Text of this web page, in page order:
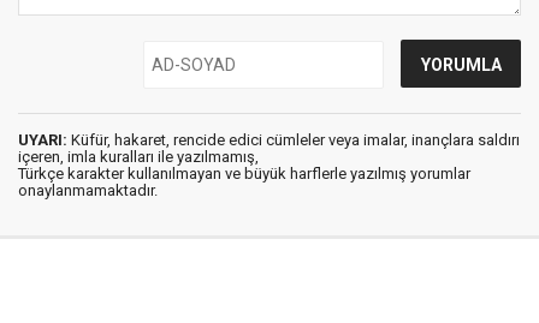
UYARI: Küfür, hakaret, rencide edici cümleler veya imalar, inançlara saldırı
içeren, imla kuralları ile yazılmamış,
Türkçe karakter kullanılmayan ve büyük harflerle yazılmış yorumlar
onaylanmamaktadır.